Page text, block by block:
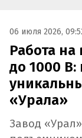
06 июля 2026,
Работа
до 1000 В:
«Урала»
Завод